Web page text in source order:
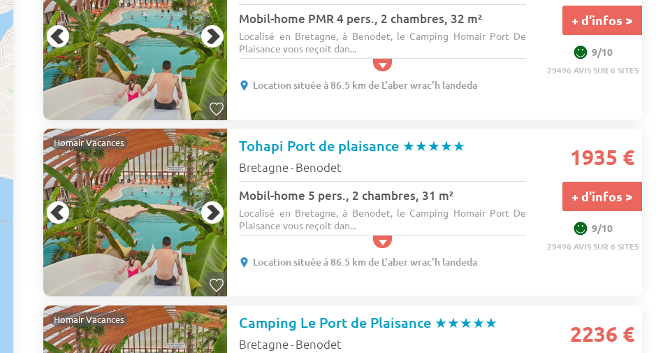
Mobil-home PMR 4 pers., 2 chambres, 32 m²
Localisé en Bretagne, à Benodet, le Camping Homair Port De
Plaisance vous reçoit dan...
Location située à 86.5 km de L'aber wrac'h landeda
+ d'infos >
9/10
29496 AVIS SUR 6 SITES
Homair Vacances Tohapi Port de plaisance ★★★★★
Bretagne- Benodet
Mobil-home 5 pers., 2 chambres, 31 m²
Localisé en Bretagne, à Benodet, le Camping Homair Port De
Plaisance vous reçoit dan...
Location située à 86.5 km de L'aber wrac'h landeda
1935 €
+ d'infos >
9/10
29496 AVIS SUR 6 SITES
Homair Vacances Camping Le Port de Plaisance ★★★★★
Bretagne- Benodet 2236 €